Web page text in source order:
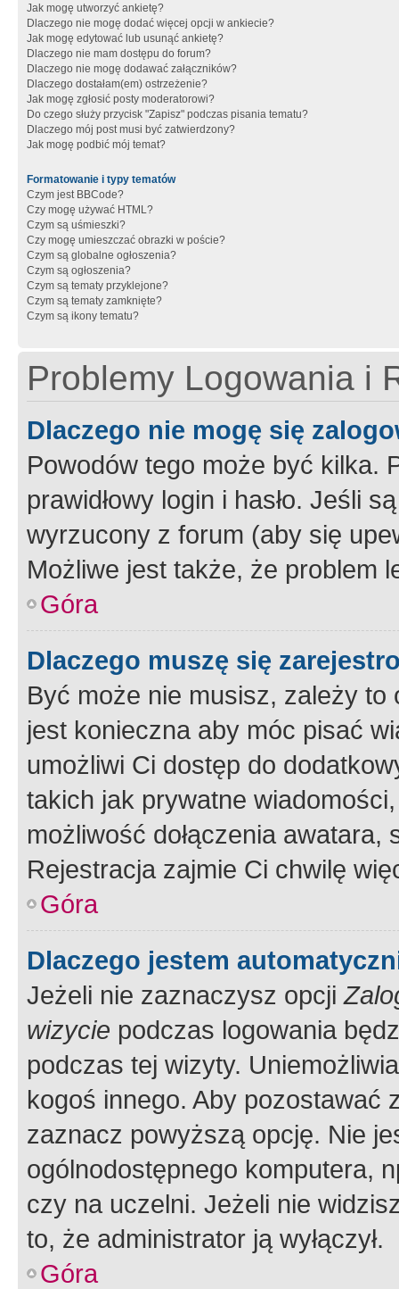
Jak mogę utworzyć ankietę?
Dlaczego nie mogę dodać więcej opcji w ankiecie?
Jak mogę edytować lub usunąć ankietę?
Dlaczego nie mam dostępu do forum?
Dlaczego nie mogę dodawać załączników?
Dlaczego dostałam(em) ostrzeżenie?
Jak mogę zgłosić posty moderatorowi?
Do czego służy przycisk "Zapisz" podczas pisania tematu?
Dlaczego mój post musi być zatwierdzony?
Jak mogę podbić mój temat?
Formatowanie i typy tematów
Czym jest BBCode?
Czy mogę używać HTML?
Czym są uśmieszki?
Czy mogę umieszczać obrazki w poście?
Czym są globalne ogłoszenia?
Czym są ogłoszenia?
Czym są tematy przyklejone?
Czym są tematy zamknięte?
Czym są ikony tematu?
Problemy Logowania i
Dlaczego nie mogę się
Powodów tego może być kilka.
prawidłowy login i hasło. Jeśli
wyrzucony z forum (aby się
Możliwe jest także, że problem
Góra
Dlaczego muszę się
Być może nie musisz, zależy
jest konieczna aby móc pisać
umożliwi Ci dostęp do
takich jak prywatne
możliwość dołączenia
Rejestracja zajmie Ci chwilę
Góra
Dlaczego jestem
Jeżeli nie zaznaczysz opcji
wizycie podczas logowania
podczas tej wizyty.
kogoś innego. Aby pozostawać
zaznacz powyższą opcję. Nie
ogólnodostępnego komputera,
czy na uczelni. Jeżeli nie
to, że administrator ją wyłączył.
Góra